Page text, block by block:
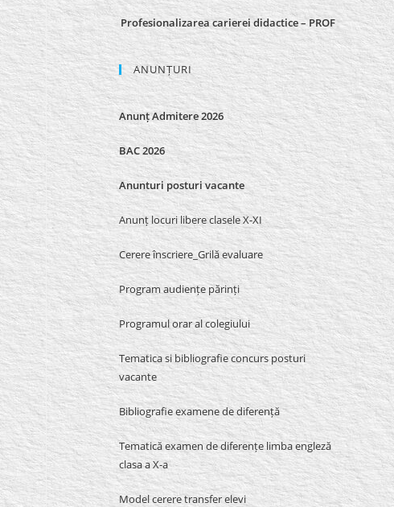
Profesionalizarea carierei didactice – PROF
ANUNȚURI
Anunț Admitere 2026
BAC 2026
Anunturi posturi vacante
Anunț locuri libere clasele X-XI
Cerere înscriere_Grilă evaluare
Program audiențe părinți
Programul orar al colegiului
Tematica si bibliografie concurs posturi
vacante
Bibliografie examene de diferență
Tematică examen de diferențe limba engleză
clasa a X-a
Model cerere transfer elevi